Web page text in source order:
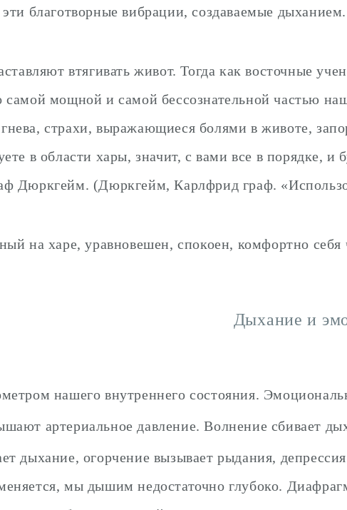
благотворные вибрации, создаваемые дыханием.
втягивать живот. Тогда как восточные
самой мощной и самой бессознательной частью
страхи, выражающиеся болями в животе,
в области хары, значит, с вами все в порядке,
Дюркгейм. (Дюркгейм, Карлфрид граф.
на харе, уравновешен, спокоен, комфортно
Дыхание и
нашего внутреннего состояния.
артериальное давление. Волнение сбивает
дыхание, огорчение вызывает рыдания,
мы дышим недостаточно глубоко.